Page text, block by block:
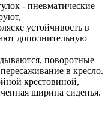
- пневматические
устойчивость в
дополнительную
поворотные
в кресло.
крестовиной,
ширина сиденья.